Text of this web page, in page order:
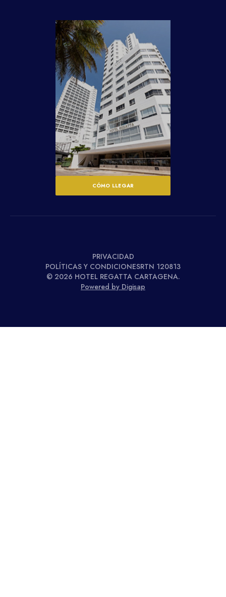
CÓMO LLEGAR
© 2026 HOTEL REGATTA CARTAGENA.
Powered by Digisap
PRIVACIDAD
POLÍTICAS Y CONDICIONESRTN 120813